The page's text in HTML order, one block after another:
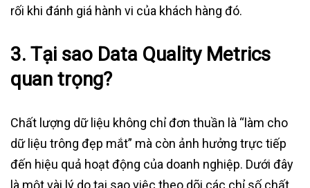
rối khi đánh giá hành vi của khách hàng đó.
3. Tại sao Data Quality Metrics
quan trọng?
Chất lượng dữ liệu không chỉ đơn thuần là “làm cho
dữ liệu trông đẹp mắt” mà còn ảnh hưởng trực tiếp
đến hiệu quả hoạt động của doanh nghiệp. Dưới đây
là một vài lý do tại sao việc theo dõi các chỉ số chất